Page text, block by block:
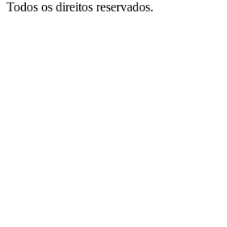
Todos os direitos reservados.